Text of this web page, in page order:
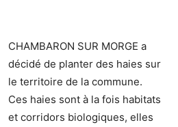
CHAMBARON SUR MORGE a
décidé de planter des haies sur
le territoire de la commune.
Ces haies sont à la fois habitats
et corridors biologiques, elles